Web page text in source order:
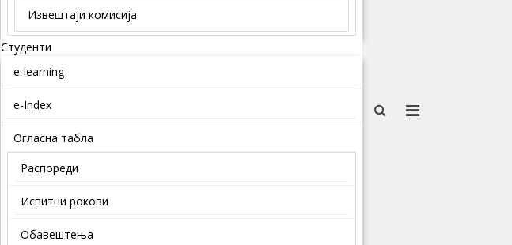
Извештаји комисија
Студенти
e-learning
e-Index
Огласна табла
Распореди
Испитни рокови
Обавештења